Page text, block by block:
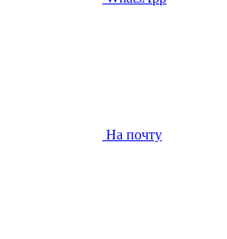
На почту